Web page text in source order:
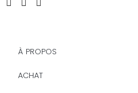
À PROPOS
ACHAT